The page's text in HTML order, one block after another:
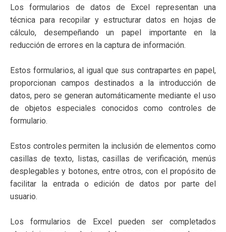
Los formularios de datos de Excel representan una
técnica para recopilar y estructurar datos en hojas de
cálculo, desempeñando un papel importante en la
reducción de errores en la captura de información.
Estos formularios, al igual que sus contrapartes en papel,
proporcionan campos destinados a la introducción de
datos, pero se generan automáticamente mediante el uso
de objetos especiales conocidos como controles de
formulario.
Estos controles permiten la inclusión de elementos como
casillas de texto, listas, casillas de verificación, menús
desplegables y botones, entre otros, con el propósito de
facilitar la entrada o edición de datos por parte del
usuario.
Los formularios de Excel pueden ser completados